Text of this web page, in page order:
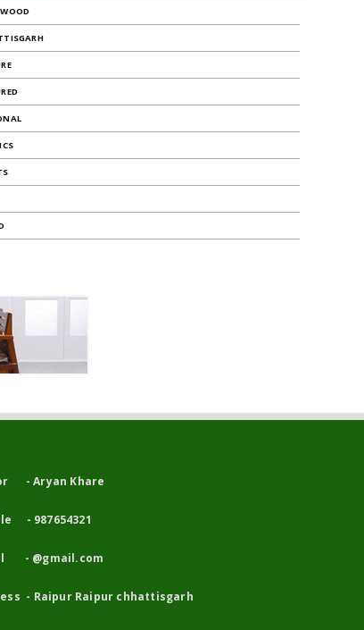
- Aryan Khare
- 987654321
- @gmail.com
- Raipur Raipur chhattisgarh